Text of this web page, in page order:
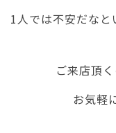
1人では不安だなと
ご来店頂
お気軽